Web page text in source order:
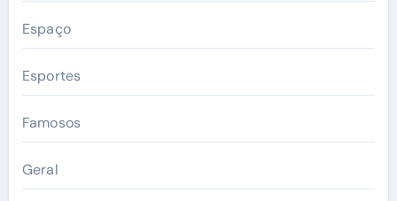
Espaço
Esportes
Famosos
Geral